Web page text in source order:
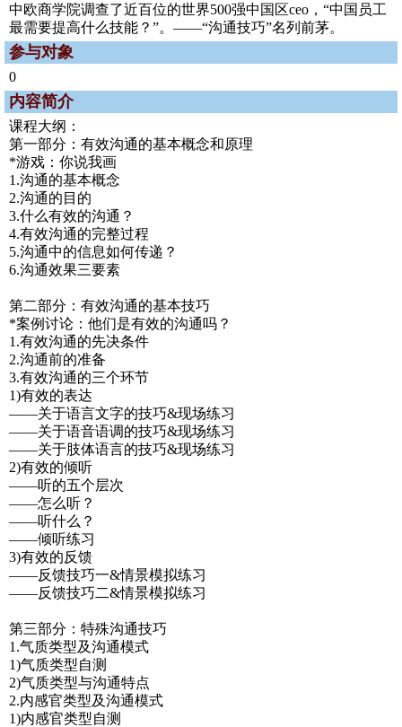
中欧商学院调查了近百位的世界500强中国区ceo，“中国员工
最需要提高什么技能？”。——“沟通技巧”名列前茅。
参与对象
0
内容简介
课程大纲：
第一部分：有效沟通的基本概念和原理
*游戏：你说我画
1.沟通的基本概念
2.沟通的目的
3.什么有效的沟通？
4.有效沟通的完整过程
5.沟通中的信息如何传递？
6.沟通效果三要素
第二部分：有效沟通的基本技巧
*案例讨论：他们是有效的沟通吗？
1.有效沟通的先决条件
2.沟通前的准备
3.有效沟通的三个环节
1)有效的表达
——关于语言文字的技巧&现场练习
——关于语音语调的技巧&现场练习
——关于肢体语言的技巧&现场练习
2)有效的倾听
——听的五个层次
——怎么听？
——听什么？
——倾听练习
3)有效的反馈
——反馈技巧一&情景模拟练习
——反馈技巧二&情景模拟练习
第三部分：特殊沟通技巧
1.气质类型及沟通模式
1)气质类型自测
2)气质类型与沟通特点
2.内感官类型及沟通模式
1)内感官类型自测